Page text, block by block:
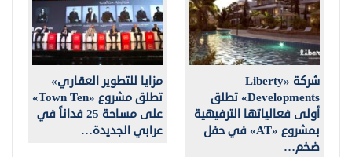
شركة «Liberty
Developments» تطلق
أولى فعالياتها الترفيهية
بمشروع «AT» في حفل
ضخم…
مزايا للتطوير العقاري»
تطلق مشروع «Town Ten»
على مساحة 25 فداناً في
عرابي الجديدة…